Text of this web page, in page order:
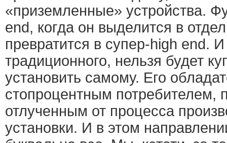
«приземленные» устройства.
end, когда он выделится в
превратится в супер-high end. И
традиционного, нельзя будет
установить самому. Его
стопроцентным потребителем,
отлученным от процесса
установки. И в этом